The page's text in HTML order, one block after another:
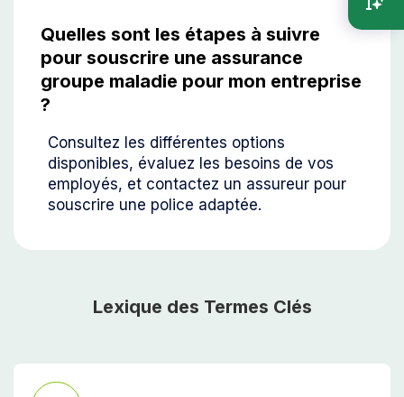
Quelles sont les étapes à suivre
pour souscrire une assurance
groupe maladie pour mon entreprise
?
Consultez les différentes options
disponibles, évaluez les besoins de vos
employés, et contactez un assureur pour
souscrire une police adaptée.
Lexique des Termes Clés